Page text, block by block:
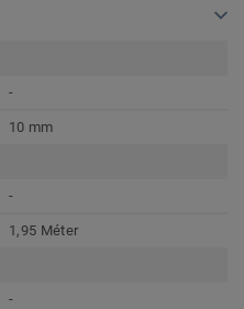
-
10 mm
-
1,95 Méter
-